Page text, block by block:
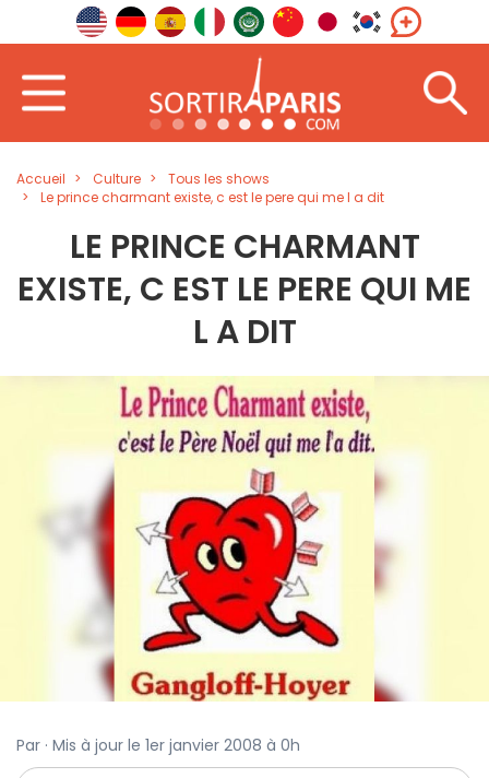
Accueil Culture
Tous les shows
Le prince charmant existe, c est le pere qui me l a dit
LE PRINCE CHARMANT
EXISTE, C EST LE PERE QUI ME
L A DIT
Par · Mis à jour le 1er janvier 2008 à 0h